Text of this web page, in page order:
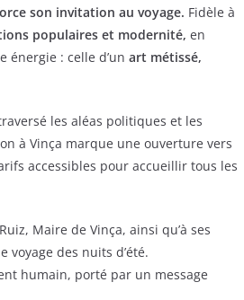
son invitation au voyage. Fidèle à
populaires et modernité, en
énergie : celle d’un art métissé,
les aléas politiques et les
à Vinça marque une ouverture vers
accessibles pour accueillir tous les
Maire de Vinça, ainsi qu’à ses
voyage des nuits d’été.
humain, porté par un message